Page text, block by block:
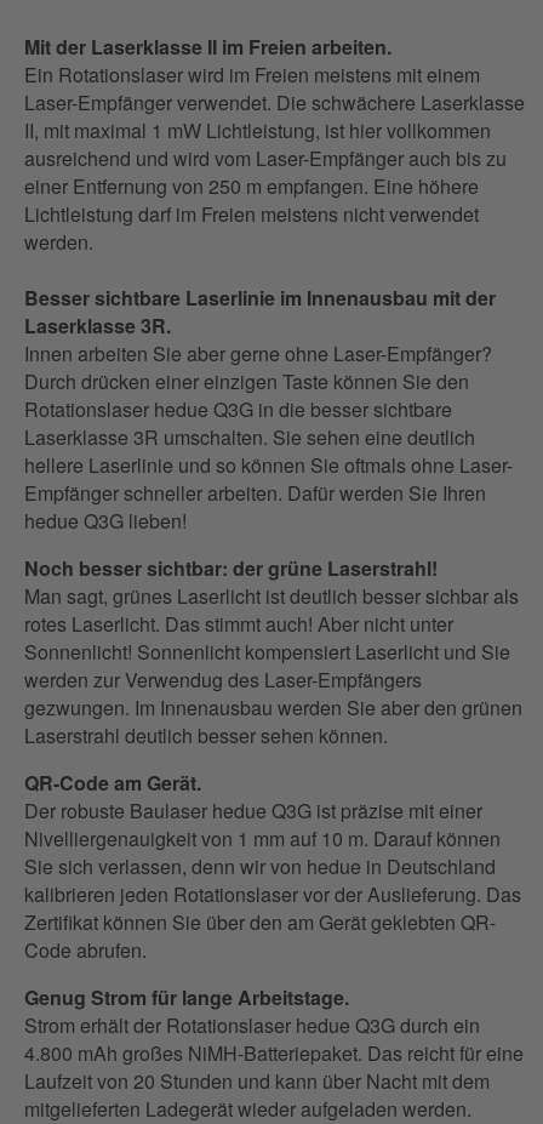
Mit der Laserklasse II im Freien arbeiten.
Ein Rotationslaser wird im Freien meistens mit einem
Laser-Empfänger verwendet. Die schwächere Laserklasse
II, mit maximal 1 mW Lichtleistung, ist hier vollkommen
ausreichend und wird vom Laser-Empfänger auch bis zu
einer Entfernung von 250 m empfangen. Eine höhere
Lichtleistung darf im Freien meistens nicht verwendet
werden.
Besser sichtbare Laserlinie im Innenausbau mit der
Laserklasse 3R.
Innen arbeiten Sie aber gerne ohne Laser-Empfänger?
Durch drücken einer einzigen Taste können Sie den
Rotationslaser hedue Q3G in die besser sichtbare
Laserklasse 3R umschalten. Sie sehen eine deutlich
hellere Laserlinie und so können Sie oftmals ohne Laser-
Empfänger schneller arbeiten. Dafür werden Sie Ihren
hedue Q3G lieben!
Noch besser sichtbar: der grüne Laserstrahl!
Man sagt, grünes Laserlicht ist deutlich besser sichbar als
rotes Laserlicht. Das stimmt auch! Aber nicht unter
Sonnenlicht! Sonnenlicht kompensiert Laserlicht und Sie
werden zur Verwendug des Laser-Empfängers
gezwungen. Im Innenausbau werden Sie aber den grünen
Laserstrahl deutlich besser sehen können.
QR-Code am Gerät.
Der robuste Baulaser hedue Q3G ist präzise mit einer
Nivelliergenauigkeit von 1 mm auf 10 m. Darauf können
Sie sich verlassen, denn wir von hedue in Deutschland
kalibrieren jeden Rotationslaser vor der Auslieferung. Das
Zertifikat können Sie über den am Gerät geklebten QR-
Code abrufen.
Genug Strom für lange Arbeitstage.
Strom erhält der Rotationslaser hedue Q3G durch ein
4.800 mAh großes NiMH-Batteriepaket. Das reicht für eine
Laufzeit von 20 Stunden und kann über Nacht mit dem
mitgelieferten Ladegerät wieder aufgeladen werden.